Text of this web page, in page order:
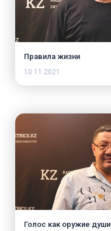
Правила жизни
10.11.2021
Голос как оружие души